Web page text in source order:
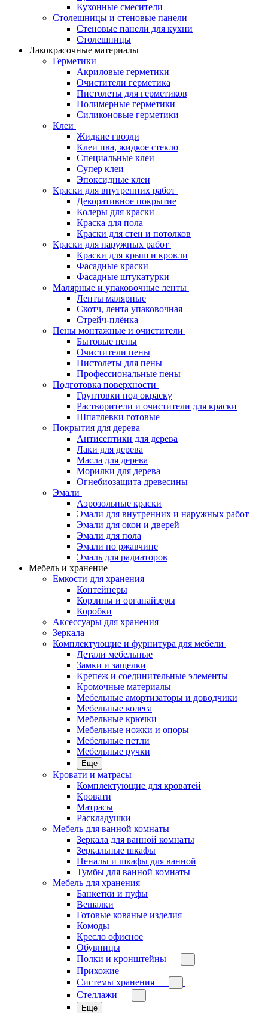
Кухонные смесители
Столешницы и стеновые панели
Стеновые панели для кухни
Столешницы
Лакокрасочные материалы
Герметики
Акриловые герметики
Очистители герметика
Пистолеты для герметиков
Полимерные герметики
Силиконовые герметики
Клеи
Жидкие гвозди
Клеи пва, жидкое стекло
Специальные клеи
Супер клеи
Эпоксидные клеи
Краски для внутренних работ
Декоративное покрытие
Колеры для краски
Краска для пола
Краски для стен и потолков
Краски для наружных работ
Краски для крыш и кровли
Фасадные краски
Фасадные штукатурки
Малярные и упаковочные ленты
Ленты малярные
Скотч, лента упаковочная
Стрейч-плёнка
Пены монтажные и очистители
Бытовые пены
Очистители пены
Пистолеты для пены
Профессиональные пены
Подготовка поверхности
Грунтовки под окраску
Растворители и очистители для краски
Шпатлевки готовые
Покрытия для дерева
Антисептики для дерева
Лаки для дерева
Масла для дерева
Морилки для дерева
Огнебиозащита древесины
Эмали
Аэрозольные краски
Эмали для внутренних и наружных работ
Эмали для окон и дверей
Эмали для пола
Эмали по ржавчине
Эмаль для радиаторов
Мебель и хранение
Емкости для хранения
Контейнеры
Корзины и органайзеры
Коробки
Аксессуары для хранения
Зеркала
Комплектующие и фурнитура для мебели
Детали мебельные
Замки и защелки
Крепеж и соединительные элементы
Кромочные материалы
Мебельные амортизаторы и доводчики
Мебельные колеса
Мебельные крючки
Мебельные ножки и опоры
Мебельные петли
Мебельные ручки
Еще
Кровати и матрасы
Комплектующие для кроватей
Кровати
Матрасы
Раскладушки
Мебель для ванной комнаты
Зеркала для ванной комнаты
Зеркальные шкафы
Пеналы и шкафы для ванной
Тумбы для ванной комнаты
Мебель для хранения
Банкетки и пуфы
Вешалки
Готовые кованые изделия
Комоды
Кресло офисное
Обувницы
Полки и кронштейны
Прихожие
Системы хранения
Стеллажи
Еще